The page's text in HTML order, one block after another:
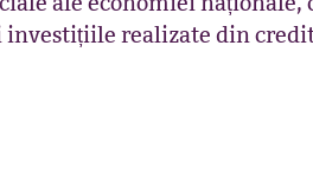
investițiile realizate din